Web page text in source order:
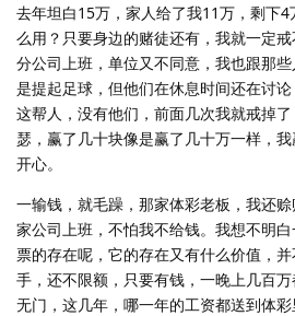
去年坦白15万，家人给了我11万，剩下
么用？只要身边的赌徒还有，我就一定
分公司上班，单位又不同意，我也跟那
是提起足球，但他们在休息时间还在讨
这帮人，没有他们，前面几次我就戒掉
瑟，赢了几十块像是赢了几十万一样，
开心。
一输钱，就毛躁，那家体彩老板，我还
家公司上班，不怕我不给钱。我想不明
票的存在呢，它的存在又有什么价值，
手，还不限额，只要有钱，一晚上几百
无门，这几年，哪一年的工资都送到体彩